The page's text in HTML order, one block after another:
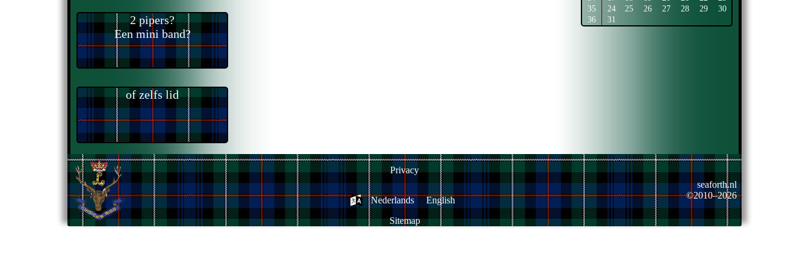
2 pipers?
Een mini band?
of zelfs lid
35
24 25 26 27 28 29
30
36
31
Privacy
Nederlands
English
Sitemap
seaforth.nl
©2010–2026